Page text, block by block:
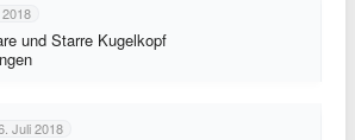
und Starre Kugelkopf
Juli 2018